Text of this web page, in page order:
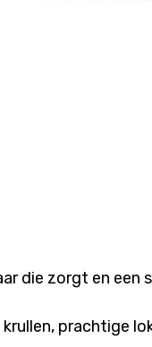
die zorgt en een
prachtige